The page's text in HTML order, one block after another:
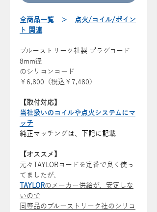
全商品一覧 ＞
点火/コイル/ポイン
ト 関連
ブルーストリーク社製 プラグコード
8mm径
のシリコンコード
￥6,800（税込￥7,480）
【取付対応】
当社扱いのコイルや点火システムにマ
ッチ
純正マッチングは、下記に記載
【オススメ】
元々TAYLORコードを定番で良く使っ
てましたが、
TAYLORのメーカー供給が、安定しな
いので
同等品のブルーストリーク社のシリコ